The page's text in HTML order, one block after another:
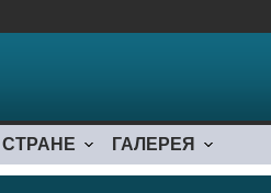
СТРАНЕ ГАЛЕРЕЯ